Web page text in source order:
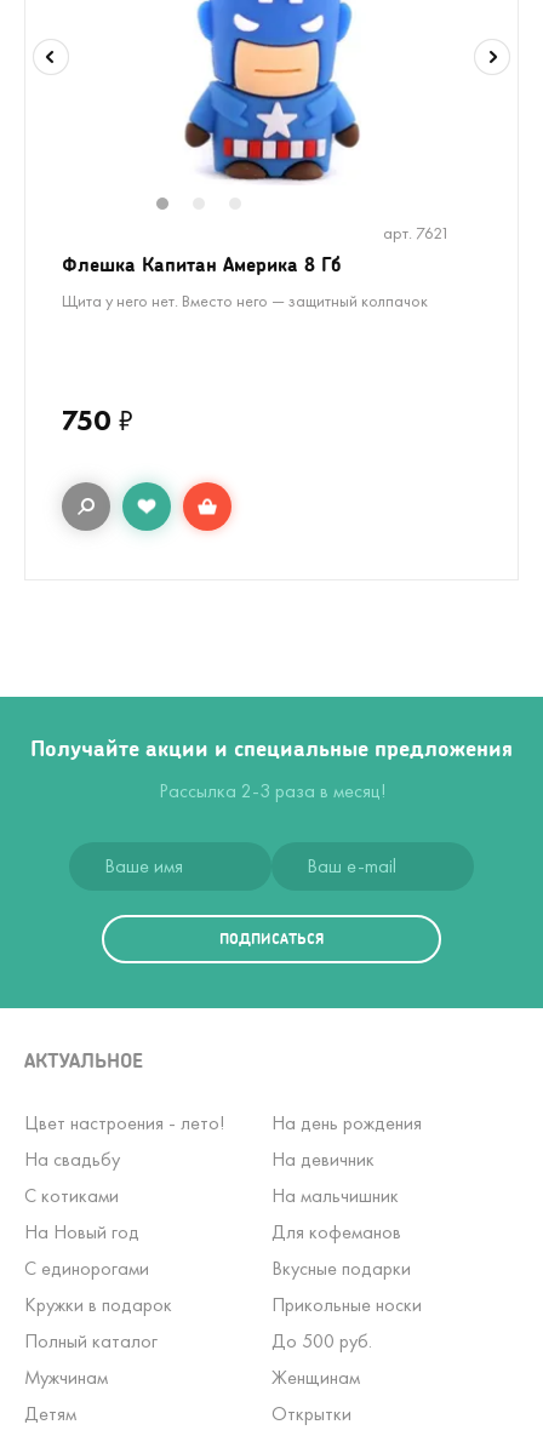
арт. 7621
Флешка Капитан Америка 8 Гб
Щита у него нет. Вместо него — защитный колпачок
750 ₽
Получайте акции и специальные предложения
Рассылка 2-3 раза в месяц!
ПОДПИСАТЬСЯ
АКТУАЛЬНОЕ
Цвет настроения - лето!
На день рождения
На свадьбу
На девичник
С котиками
На мальчишник
На Новый год
Для кофеманов
С единорогами
Вкусные подарки
Кружки в подарок
Прикольные носки
Полный каталог
До 500 руб.
Мужчинам
Женщинам
Детям
Открытки